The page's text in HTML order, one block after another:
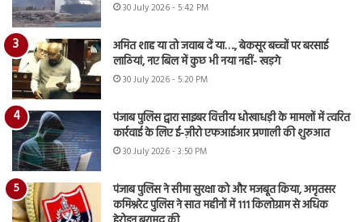
30 July 2026 - 5:42 PM
अमित शाह या तो जवाब दें या…., बेकसूर बच्चों पर बरसाई
लाठियां, नए बिल में कुछ भी नया नहीं- खड़गे
30 July 2026 - 5:20 PM
पंजाब पुलिस द्वारा साइबर वित्तीय धोखाधड़ी के मामलों में त्वरित
कार्रवाई के लिए ई-ज़ीरो एफआईआर प्रणाली की शुरुआत
30 July 2026 - 3:50 PM
पंजाब पुलिस ने सीमा सुरक्षा को और मजबूत किया, अमृतसर
कमिश्नरेट पुलिस ने सात महीनों में 111 किलोग्राम से अधिक